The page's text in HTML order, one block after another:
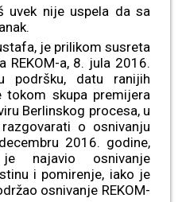
uvek nije uspela da sa
je prilikom susreta
REKOM-a, 8. jula 2016.
podršku, datu ranijih
skupa premijera
Berlinskog procesa, u
o osnivanju
2016. godine,
najavio osnivanje
i pomirenje, iako je
osnivanje REKOM-